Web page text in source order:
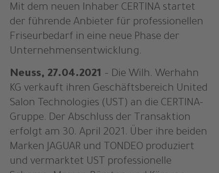
Mit dem neuen Inhaber CERTINA startet
der führende Anbieter für professionellen
Friseurbedarf in eine neue Phase der
Unternehmensentwicklung.
Neuss, 27.04.2021 – Die Wilh. Werhahn
KG verkauft ihren Geschäftsbereich United
Salon Technologies (UST) an die CERTINA-
Gruppe. Der Abschluss der Transaktion
erfolgt am 30. April 2021. Über ihre beiden
Marken JAGUAR und TONDEO produziert
und vermarktet UST professionelle